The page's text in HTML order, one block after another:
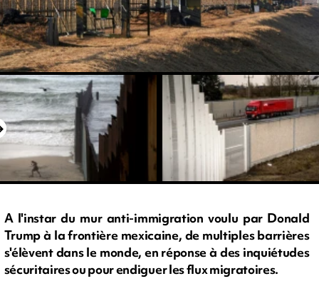
A l'instar du mur anti-immigration voulu par Donald
Trump à la frontière mexicaine, de multiples barrières
s'élèvent dans le monde, en réponse à des inquiétudes
sécuritaires ou pour endiguer les flux migratoires.